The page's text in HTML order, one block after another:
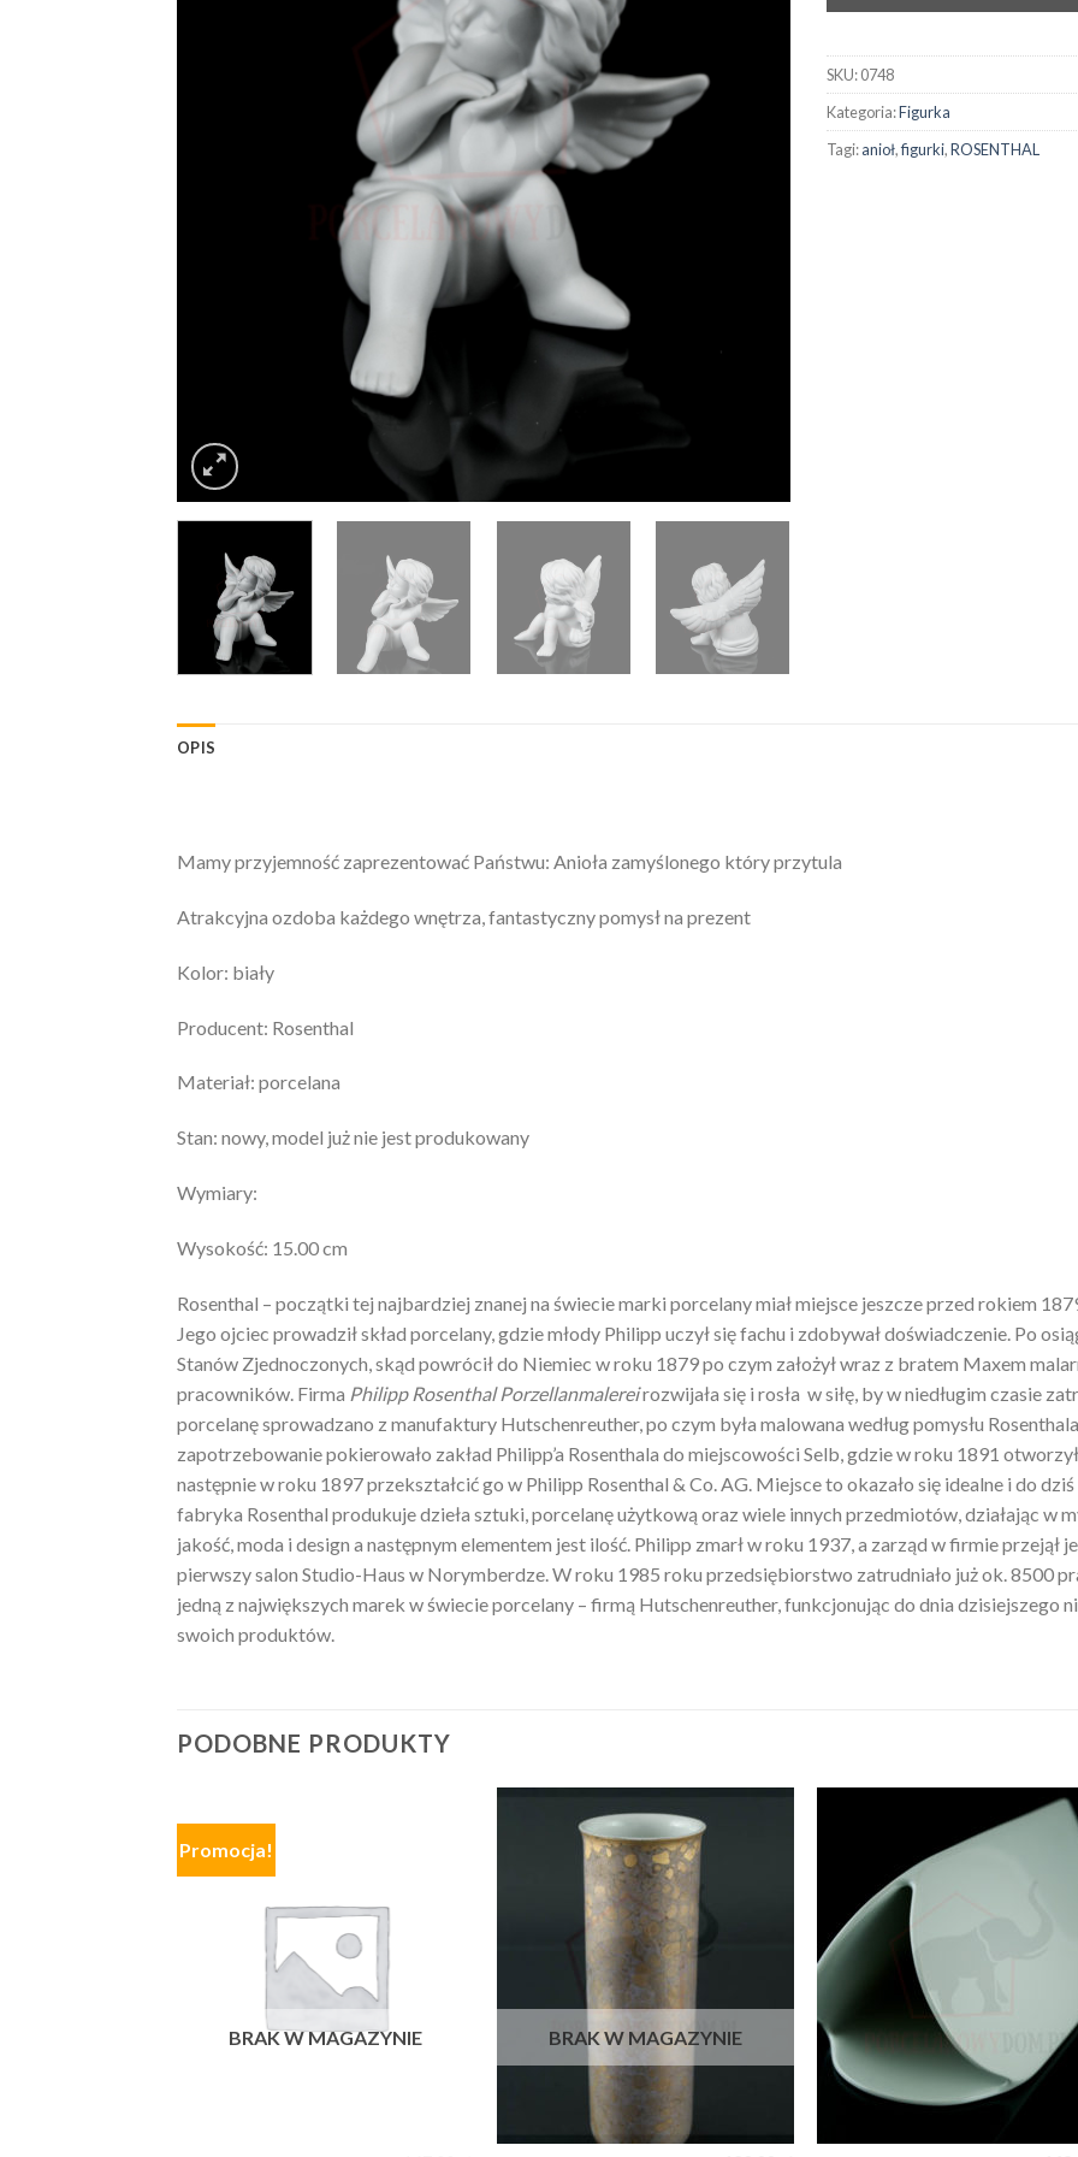
SKU:0748
Kategoria:Figurka
Tagi:anioł,figurki,ROSENTHAL
OPIS
Mamy przyjemność zaprezentować Państwu: Anioła zamyślonego który przytula
Atrakcyjna ozdoba każdego wnętrza, fantastyczny pomysł na prezent
Kolor: biały
Producent: Rosenthal
Materiał: porcelana
Stan: nowy, model już nie jest produkowany
Wymiary:
Wysokość: 15.00 cm
Rosenthal – początki tej najbardziej znanej na świecie marki porcelany miał miejsce jeszcze przed rokiem
Jego ojciec prowadził skład porcelany, gdzie młody Philipp uczył się fachu i zdobywał doświadczenie. Po
Stanów Zjednoczonych, skąd powrócił do Niemiec w roku 1879 po czym założył wraz z bratem Maxem
pracowników. Firma Philipp Rosenthal Porzellanmalereirozwijała się i rosła w siłę, by w niedługim czasie
porcelanę sprowadzano z manufaktury Hutschenreuther, po czym była malowana według pomysłu
zapotrzebowanie pokierowało zakład Philipp’a Rosenthala do miejscowości Selb, gdzie w roku 1891
następnie w roku 1897 przekształcić go w Philipp Rosenthal & Co. AG. Miejsce to okazało się idealne i do
fabryka Rosenthal produkuje dzieła sztuki, porcelanę użytkową oraz wiele innych przedmiotów, działając w
jakość, moda i design a następnym elementem jest ilość. Philipp zmarł w roku 1937, a zarząd w firmie
pierwszy salon Studio-Haus w Norymberdze. W roku 1985 roku przedsiębiorstwo zatrudniało już ok. 8500
jedną z największych marek w świecie porcelany – firmą Hutschenreuther, funkcjonując do dnia dzisiejszego
swoich produktów.
PODOBNE PRODUKTY
Promocja!
BRAK W MAGAZYNIE BRAK W MAGAZYNIE